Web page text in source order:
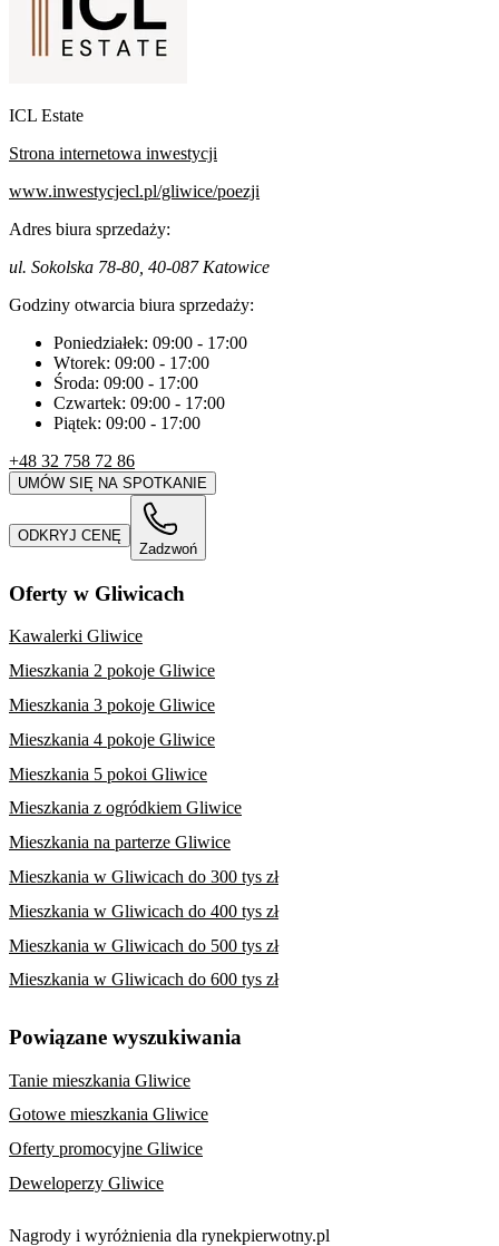
ICL Estate
Strona internetowa inwestycji
www.inwestycjecl.pl/gliwice/poezji
Adres biura sprzedaży:
ul. Sokolska 78-80, 40-087 Katowice
Godziny otwarcia biura sprzedaży:
Poniedziałek: 09:00 - 17:00
Wtorek: 09:00 - 17:00
Środa: 09:00 - 17:00
Czwartek: 09:00 - 17:00
Piątek: 09:00 - 17:00
+48 32 758 72 86
UMÓW SIĘ NA SPOTKANIE
ODKRYJ CENĘ
Zadzwoń
Oferty w Gliwicach
Kawalerki Gliwice
Mieszkania 2 pokoje Gliwice
Mieszkania 3 pokoje Gliwice
Mieszkania 4 pokoje Gliwice
Mieszkania 5 pokoi Gliwice
Mieszkania z ogródkiem Gliwice
Mieszkania na parterze Gliwice
Mieszkania w Gliwicach do 300 tys zł
Mieszkania w Gliwicach do 400 tys zł
Mieszkania w Gliwicach do 500 tys zł
Mieszkania w Gliwicach do 600 tys zł
Powiązane wyszukiwania
Tanie mieszkania Gliwice
Gotowe mieszkania Gliwice
Oferty promocyjne Gliwice
Deweloperzy Gliwice
Nagrody i wyróżnienia dla rynekpierwotny.pl